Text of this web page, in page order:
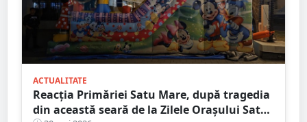
ACTUALITATE
Reacția Primăriei Satu Mare, după tragedia
din această seară de la Zilele Orașului Satu